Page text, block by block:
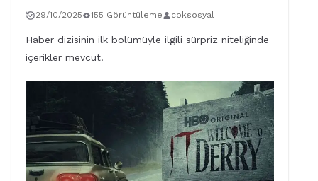
29/10/2025 155 Görüntüleme coksosyal
Haber dizisinin ilk bölümüyle ilgili sürpriz niteliğinde
içerikler mevcut.